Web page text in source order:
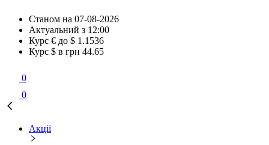
Станом на 07-08-2026
Актуальний з 12:00
Курс € до $ 1.1536
Курс $ в грн 44.65
0
0
Акції